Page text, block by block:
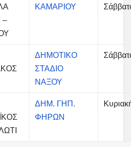
–
ΚΑΜΑΡΙΟΥ
ΔΗΜΟΤΙΚΟ
ΣΤΑΔΙΟ
ΝΑΞΟΥ
ΔΗΜ. ΓΗΠ.
ΦΗΡΩΝ